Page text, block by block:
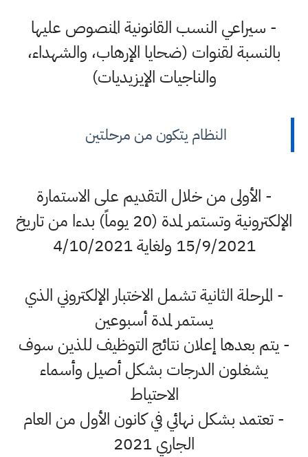
- سيراعي النسب القانونية المنصوص عليها
بالنسبة لقنوات (ضحايا الإرهاب، والشهداء،
والناجيات الإيزيديات)
النظام يتكون من مرحلتين
- الأولى من خلال التقديم على الاستمارة
الإلكترونية وتستمر لمدة (20 يوماً) بدءا من تاريخ
15/9/2021 ولغاية 4/10/2021
- المرحلة الثانية تشمل الاختبار الإلكتروني الذي
يستمر لمدة أسبوعين
- يتم بعدها إعلان نتائج التوظيف للذين سوف
يشغلون الدرجات بشكل أصيل وأسماء
الاحتياط
- تعتمد بشكل نهائي في كانون الأول من العام
الجاري 2021